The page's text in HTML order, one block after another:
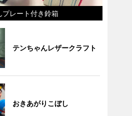
プレート付き鈴箱
テンちゃんレザークラフト
おきあがりこぼし